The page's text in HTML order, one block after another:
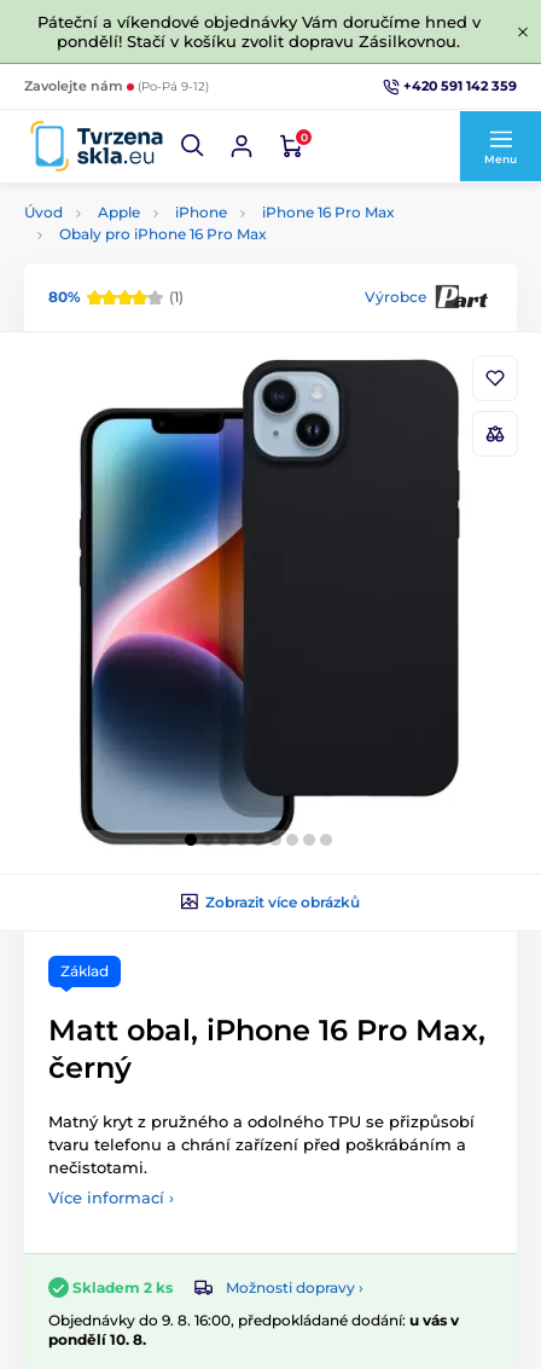
Páteční a víkendové objednávky Vám doručíme hned v
pondělí! Stačí v košíku zvolit dopravu Zásilkovnou.
Zavolejte nám (Po-Pá 9-12) +420 591 142 359
0
Menu
Úvod Apple iPhone
iPhone 16 Pro Max
Obaly pro iPhone 16 Pro Max
80% (1) Výrobce
Zobrazit více obrázků
Základ
Matt obal, iPhone 16 Pro Max,
černý
Matný kryt z pružného a odolného TPU se přizpůsobí
tvaru telefonu a chrání zařízení před poškrábáním a
nečistotami.
Více informací ›
Skladem 2 ks
Možnosti dopravy ›
Objednávky do 9. 8. 16:00, předpokládané dodání: u vás v
pondělí 10. 8.